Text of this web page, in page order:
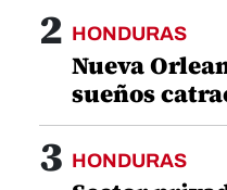
2 HONDURAS
Nueva
sueños
3 HONDURAS